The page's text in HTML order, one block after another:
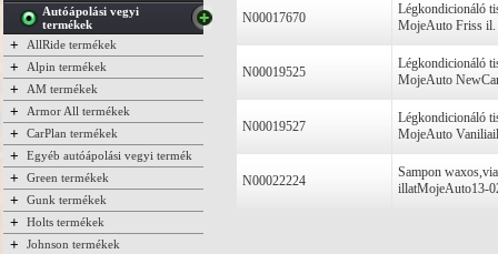
Autóápolási vegyi
termékek
+ AllRide termékek
+ Alpin termékek
+ AM termékek
+ Armor All termékek
+ CarPlan termékek
+ Egyéb autóápolási vegyi termék
+ Green termékek
+ Gunk termékek
+ Holts termékek
+ Johnson termékek
N00017670
Légkondicionáló
MojeAuto Friss il.
N00019525
Légkondicionáló
MojeAuto
N00019527
Légkondicionáló
MojeAuto Vaniliail
N00022224
Sampon
illatMojeAuto13-